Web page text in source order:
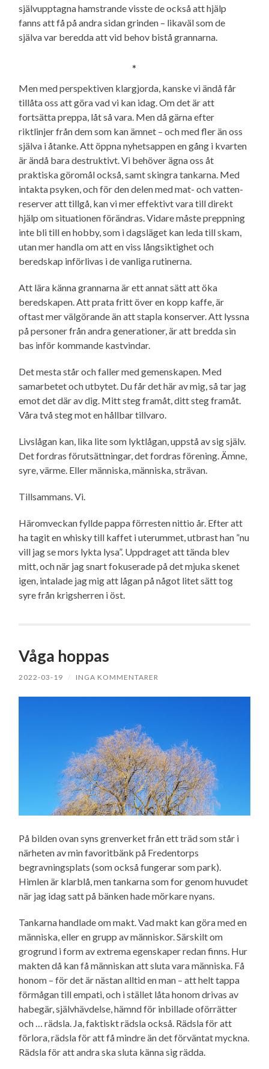
självupptagna hamstrande visste de också att hjälp
fanns att få på andra sidan grinden – likaväl som de
själva var beredda att vid behov bistå grannarna.
*
Men med perspektiven klargjorda, kanske vi ändå får
tillåta oss att göra vad vi kan idag. Om det är att
fortsätta preppa, låt så vara. Men då gärna efter
riktlinjer från dem som kan ämnet – och med fler än oss
själva i åtanke. Att öppna nyhetsappen en gång i kvarten
är ändå bara destruktivt. Vi behöver ägna oss åt
praktiska göromål också, samt skingra tankarna. Med
intakta psyken, och för den delen med mat- och vatten­
reserver att tillgå, kan vi mer effektivt vara till direkt
hjälp om situationen förändras. Vidare måste preppning
inte bli till en hobby, som i dagsläget kan leda till skam,
utan mer handla om att en viss långsiktighet och
beredskap införlivas i de vanliga rutinerna.
Att lära känna grannarna är ett annat sätt att öka
beredskapen. Att prata fritt över en kopp kaffe, är
oftast mer välgörande än att stapla konserver. Att lyssna
på personer från andra generationer, är att bredda sin
bas inför kommande kastvindar.
Det mesta står och faller med gemenskapen. Med
samarbetet och utbytet. Du får det här av mig, så tar jag
emot det där av dig. Mitt steg framåt, ditt steg framåt.
Våra två steg mot en hållbar tillvaro.
Livslågan kan, lika lite som lyktlågan, uppstå av sig själv.
Det fordras förutsättningar, det fordras förening. Ämne,
syre, värme. Eller människa, människa, strävan.
Tillsammans. Vi.
Häromveckan fyllde pappa förresten nittio år. Efter att
ha tagit en whisky till kaffet i uterummet, utbrast han ”nu
vill jag se mors lykta lysa”. Uppdraget att tända blev
mitt, och när jag snart fokuserade på det mjuka skenet
igen, intalade jag mig att lågan på något litet sätt tog
syre från krigsherren i öst.
Våga hoppas
2022-03-19 / INGA KOMMENTARER
På bilden ovan syns grenverket från ett träd som står i
närheten av min favoritbänk på Fredentorps
begravnings­plats (som också fungerar som park).
Himlen är klarblå, men tankarna som for genom huvudet
när jag idag satt på bänken hade mörkare nyans.
Tankarna handlade om makt. Vad makt kan göra med en
människa, eller en grupp av människor. Särskilt om
grogrund i form av extrema egenskaper redan finns. Hur
makten då kan få människan att sluta vara människa. Få
honom – för det är nästan alltid en man – att helt tappa
förmågan till empati, och i stället låta honom drivas av
habegär, självhävdelse, hämnd för inbillade oförrätter
och … rädsla. Ja, faktiskt rädsla också. Rädsla för att
förlora, rädsla för att få mindre än det förväntat myckna.
Rädsla för att andra ska sluta känna sig rädda.